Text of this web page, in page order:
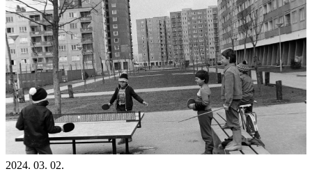
2024. 03. 02.